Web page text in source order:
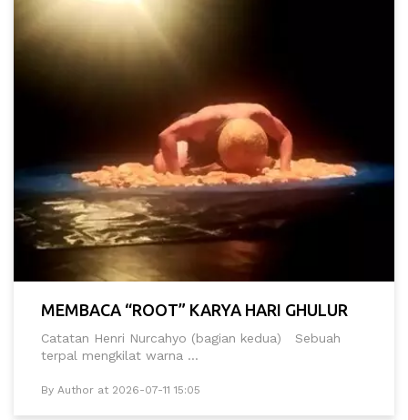
MEMBACA “ROOT” KARYA HARI GHULUR
Catatan Henri Nurcahyo (bagian kedua) Sebuah
terpal mengkilat warna ...
By Author at 2026-07-11 15:05